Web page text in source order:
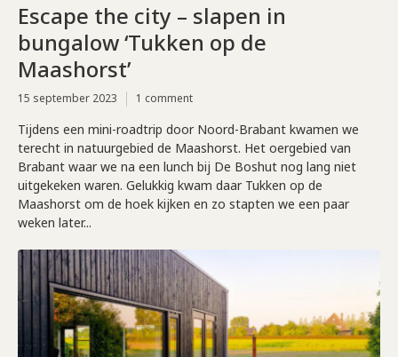
Escape the city – slapen in
bungalow ‘Tukken op de
Maashorst’
15 september 2023 1 comment
Tijdens een mini-roadtrip door Noord-Brabant kwamen we
terecht in natuurgebied de Maashorst. Het oergebied van
Brabant waar we na een lunch bij De Boshut nog lang niet
uitgekeken waren. Gelukkig kwam daar Tukken op de
Maashorst om de hoek kijken en zo stapten we een paar
weken later...